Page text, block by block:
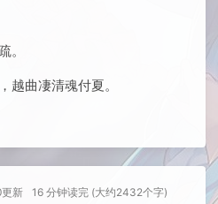
。
越曲凄清魂付夏。
更新 16 分钟读完 (大约2432个字)